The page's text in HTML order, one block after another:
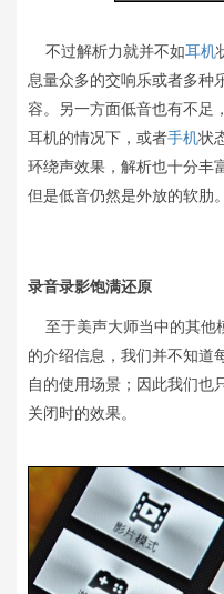
不过解析力就并不如耳机
息量众多的交响乐或者多种
容。另一方面低音也有不足
耳机的情况下，或者手机状
环绕声效果，解析也十分丰
但是低音仍然是外放的软肋。
录音录影饱满还原
至于美声大师当中的其他
的介绍信息，我们并不知道
自的使用场景；因此我们也
关闭时的效果。